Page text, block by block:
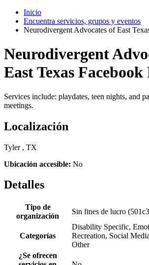
Inicio
Encuentra servicios, grupos y eventos
Neurodivergent Advocates of East
Neurodivergent
East Texas Facebook
Services include: playdates, teen nights, and
meetings.
Localización
Tyler , TX
Ubicación accesible: No
Detalles
Tipo de
organización
Sin fines de lucro
Categorías
Disability Specific,
Recreation, Social
Other
¿Se ofrecen